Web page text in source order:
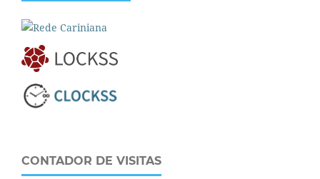
CONTADOR DE VISITAS